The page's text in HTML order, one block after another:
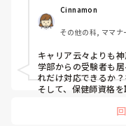
また、美容での経験
いという話も聞きます。
美容看護師になりた
慎重に検討された方
す。
保健師に関しては、
看護師未経験での就
らっしゃいました。
新卒から保健師とし
* 急性期経験が少ない
* リーダー経験なし
* 急変対応が苦手
で、今のキャリアで
Cinnamon
その他の科, ママ
キャリア云々よりも
学部からの受験者も
れだけ対応できるか
そして、保健師資格を
いう概念にとどまる